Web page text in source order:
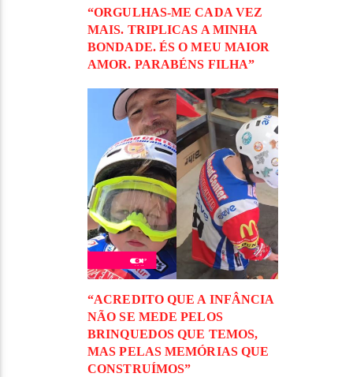
“ORGULHAS-ME CADA VEZ
MAIS. TRIPLICAS A MINHA
BONDADE. ÉS O MEU MAIOR
AMOR. PARABÉNS FILHA”
“ACREDITO QUE A INFÂNCIA
NÃO SE MEDE PELOS
BRINQUEDOS QUE TEMOS,
MAS PELAS MEMÓRIAS QUE
CONSTRUÍMOS”